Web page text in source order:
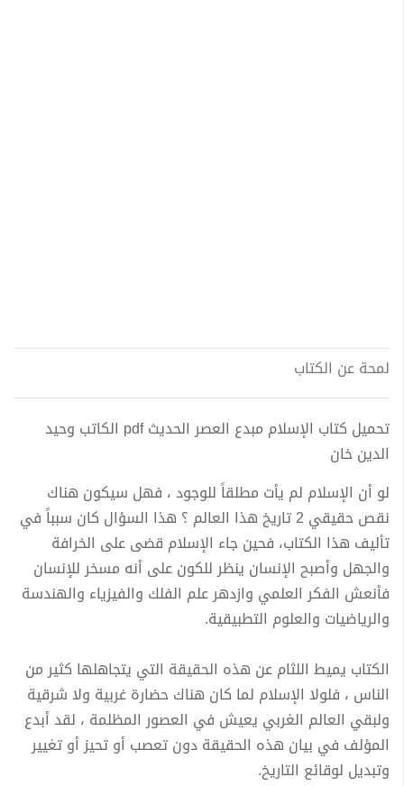
لمحة عن الكتاب
تحميل كتاب الإسلام مبدع العصر الحديث pdf الكاتب وحيد
الدين خان
لو أن الإسلام لم يأت مطلقاً للوجود ، فهل سيكون هناك
نقص حقيقي 2 تاريخ هذا العالم ؟ هذا السؤال كان سبباً في
تأليف هذا الكتاب، فحين جاء الإسلام قضى على الخرافة
والجهل وأصبح الإنسان ينظر للكون على أنه مسخر للإنسان
فأنعش الفكر العلمي وازدهر علم الفلك والفيزياء والهندسة
والرياضيات والعلوم التطبيقية.
الكتاب يميط اللثام عن هذه الحقيقة التي يتجاهلها كثير من
الناس ، فلولا الإسلام لما كان هناك حضارة غربية ولا شرقية
ولبقي العالم الغربي يعيش في العصور المظلمة ، لقد أبدع
المؤلف في بيان هذه الحقيقة دون تعصب أو تحيز أو تغيير
وتبديل لوقائع التاريخ.